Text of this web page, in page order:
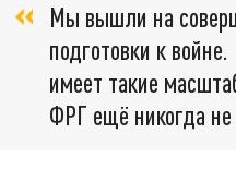
Мы вышли на
подготовки к
имеет такие
ФРГ ещё никогда